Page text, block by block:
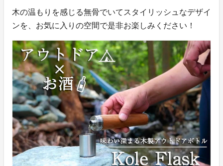
木の温もりを感じる無骨でいてスタイリッシュなデザイ
ンを、お気に入りの空間で是非お楽しみください！